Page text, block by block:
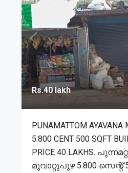
Rs.40 lakh
PUNAMATTOM AYAVANA
5.800 CENT 500 SQFT
PRICE 40 LAKHS.
മുവാറ്റുപുഴ 5.800 സെന്റ്